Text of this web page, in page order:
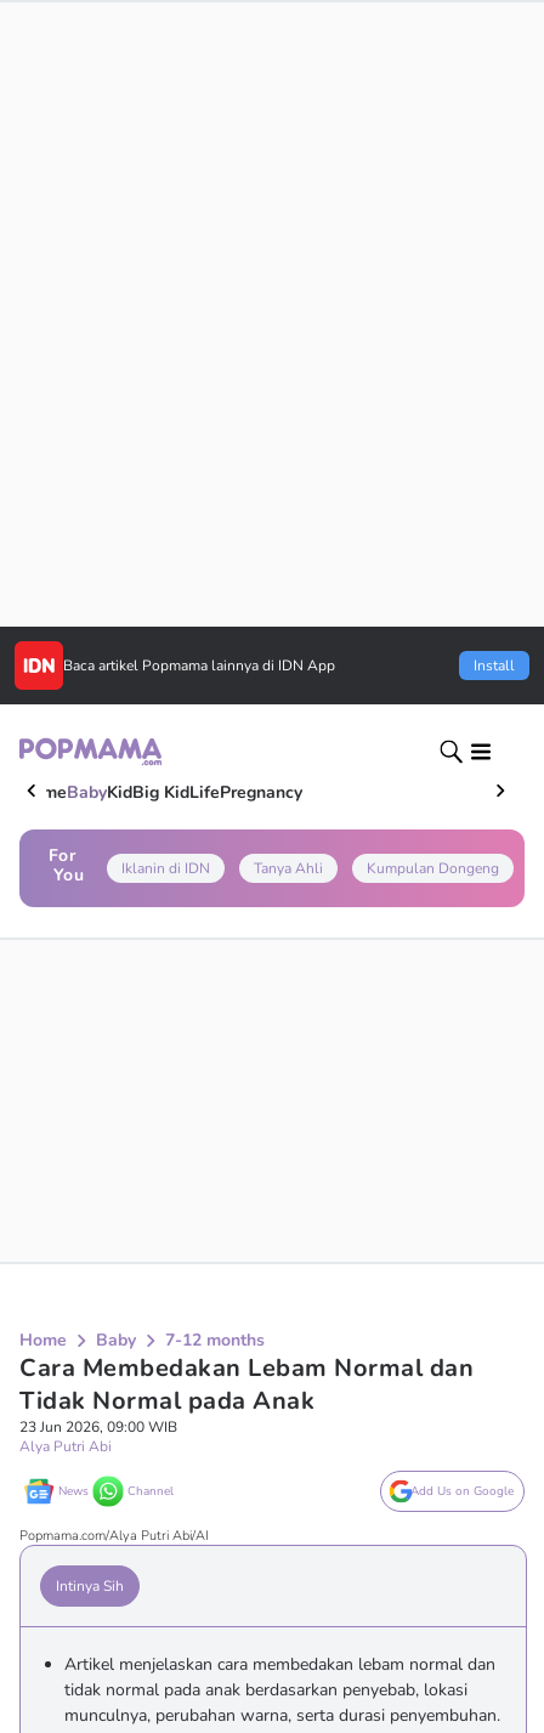
Baca artikel Popmama lainnya di IDN App Install
HomeBabyKidBig KidLifePregnancy
For
You
Iklanin di IDN Tanya Ahli Kumpulan Dongeng
Home Baby 7-12 months
Cara Membedakan Lebam Normal dan
Tidak Normal pada Anak
23 Jun 2026, 09:00 WIB
Alya Putri Abi
News Channel Add Us on Google
Popmama.com/Alya Putri Abi/AI
Intinya Sih
Artikel menjelaskan cara membedakan lebam normal dan
tidak normal pada anak berdasarkan penyebab, lokasi
munculnya, perubahan warna, serta durasi penyembuhan.